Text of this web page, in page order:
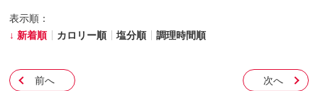
表示順：
新着順
カロリー順 塩分順 調理時間順
前へ 次へ